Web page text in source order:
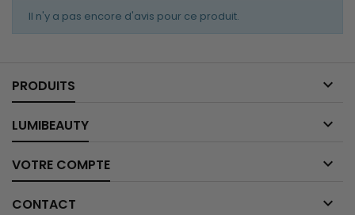
Il n'y a pas encore d'avis pour ce produit.
PRODUITS 
LUMIBEAUTY 
VOTRE COMPTE 
CONTACT 